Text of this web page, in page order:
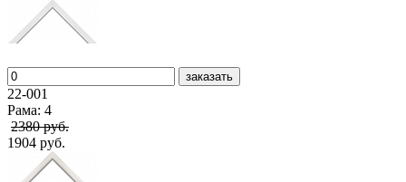
заказать
22-001
Рама: 4
2380 руб.
1904 руб.